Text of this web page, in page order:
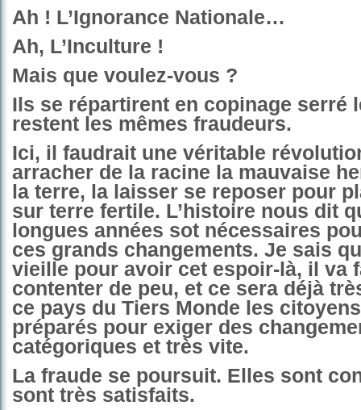
Ah ! L’Ignorance Nationale…
Ah, L’Inculture !
Mais que voulez-vous ?
Ils se répartirent en copinage serré
restent les mêmes fraudeurs.
Ici, il faudrait une véritable
arracher de la racine la mauvaise
la terre, la laisser se reposer pour
sur terre fertile. L’histoire nous dit
longues années sot nécessaires
ces grands changements. Je sais
vieille pour avoir cet espoir-là, il va
contenter de peu, et ce sera déjà
ce pays du Tiers Monde les
préparés pour exiger des
catégoriques et très vite.
La fraude se poursuit. Elles sont
sont très satisfaits.